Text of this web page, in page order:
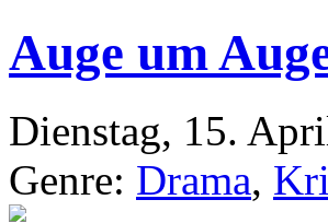
Auge um
Dienstag, 15.
Genre: Drama,